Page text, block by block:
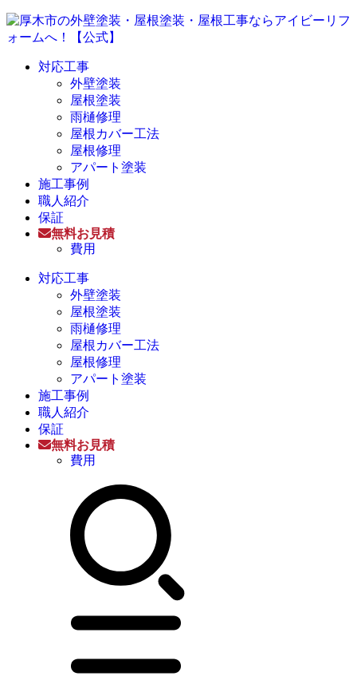
対応工事
外壁塗装
屋根塗装
雨樋修理
屋根カバー工法
屋根修理
アパート塗装
施工事例
職人紹介
保証
無料お見積
費用
対応工事
外壁塗装
屋根塗装
雨樋修理
屋根カバー工法
屋根修理
アパート塗装
施工事例
職人紹介
保証
無料お見積
費用